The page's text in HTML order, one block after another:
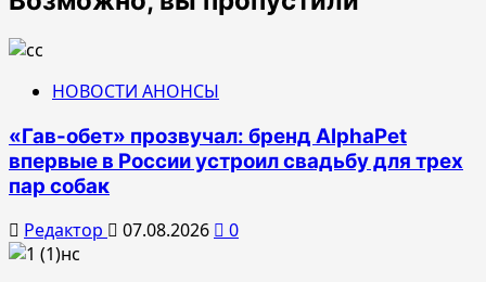
НОВОСТИ АНОНСЫ
«Гав-обет» прозвучал: бренд AlphaPet
впервые в России устроил свадьбу для трех
пар собак
Редактор 07.08.2026 0